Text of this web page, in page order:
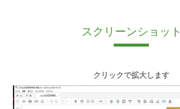
スクリーンショット
クリックで拡大します